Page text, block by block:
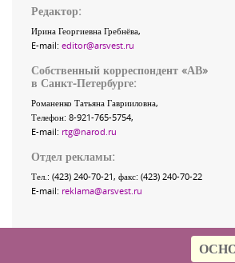
Редактор:
Ирина Георгиевна Гребнёва,
E-mail: editor@arsvest.ru
Собственный корреспондент «АВ»
в Санкт-Петербурге:
Романенко Татьяна Гаврииловна,
Телефон: 8-921-765-5754,
E-mail: rtg@narod.ru
Отдел рекламы:
Тел.: (423) 240-70-21, факс: (423) 240-70-22
E-mail: reklama@arsvest.ru